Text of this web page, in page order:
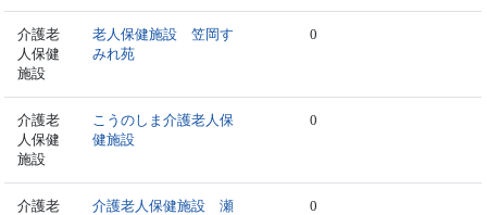
介護老
人保健
施設
老人保健施設 笠岡す
みれ苑
0
介護老
人保健
施設
こうのしま介護老人保
健施設
0
介護老
介護老人保健施設 瀬
0